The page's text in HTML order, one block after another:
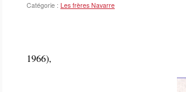
Catégorie : Les frères Navarre
Bernard
1966),